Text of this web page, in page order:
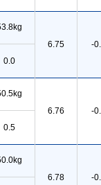
6.75
-
0.0
6.76
-
0.5
6.78
-